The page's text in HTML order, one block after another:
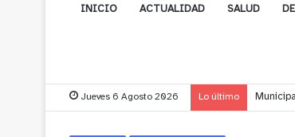
INICIO ACTUALIDAD SALUD
Jueves 6 Agosto 2026 Lo último